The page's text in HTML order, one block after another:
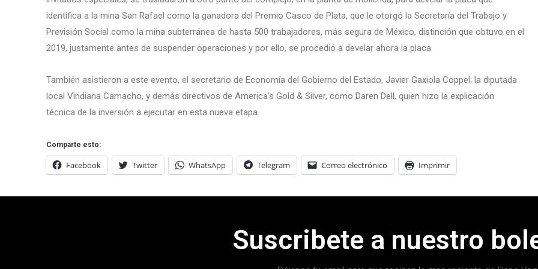
identifica a la mina San Rafael como la ganadora del Premio Casco de Plata, que le otorgó la Secretaría del Trabajo y
Previsión Social como la mina subterránea de hasta 500 trabajadores, más segura de México, distinción que obtuvo en el
2019, justamente antes de suspender operaciones y por ello, se procedió a develar ahora la placa.
También asistieron a este evento, el secretario de Economía del Gobierno del Estado, Javier Gaxiola Coppel; la diputada
local Viridiana Camacho, y demás directivos de America’s Gold & Silver, como Daren Dell, quien hizo la explicación
técnica de la inversión a ejecutar en esta nueva etapa.
Comparte esto:
Facebook Twitter WhatsApp Telegram Correo electrónico Imprimir
Suscribete a nuestro